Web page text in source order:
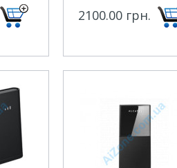
2100.00 грн.